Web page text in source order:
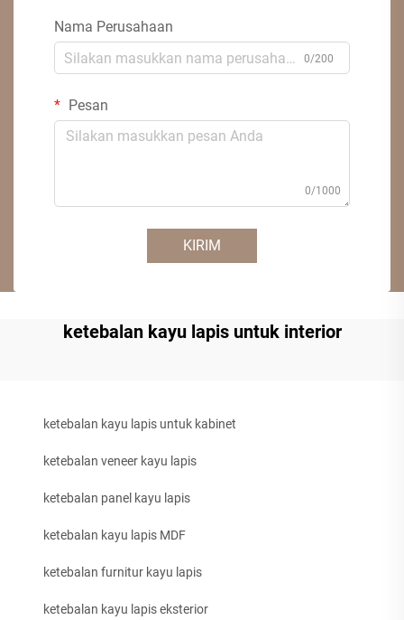
Nama Perusahaan
0/200
Pesan
0/1000
KIRIM
ketebalan kayu lapis untuk interior
ketebalan kayu lapis untuk kabinet
ketebalan veneer kayu lapis
ketebalan panel kayu lapis
ketebalan kayu lapis MDF
ketebalan furnitur kayu lapis
ketebalan kayu lapis eksterior